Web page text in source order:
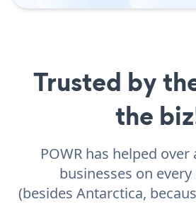
Trusted by
the
POWR has helped
businesses on
(besides Antarctica,